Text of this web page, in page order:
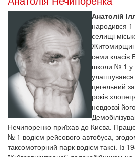
Анатолій
народився
селищі
семи класів
школи № 1 у
цегельний
років
невдовзі
Нечипоренко приїхав до Києва.
№ 1 водієм рейсового автобуса,
таксомоторний парк водієм таксі. Із